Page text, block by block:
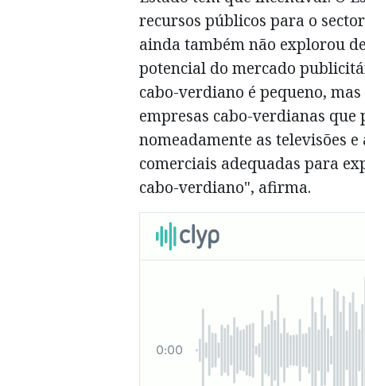
recursos públicos para o
ainda também não explorou
potencial do mercado
cabo-verdiano é pequeno,
empresas cabo-verdianas que
nomeadamente as televisões
comerciais adequadas para
cabo-verdiano", afirma.